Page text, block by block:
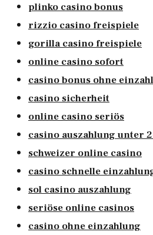
plinko casino bonus
rizzio casino freispiele
gorilla casino freispiele
online casino sofort
casino bonus ohne
casino sicherheit
online casino seriös
casino auszahlung unter
schweizer online casino
casino schnelle
sol casino auszahlung
seriöse online casinos
casino ohne einzahlung